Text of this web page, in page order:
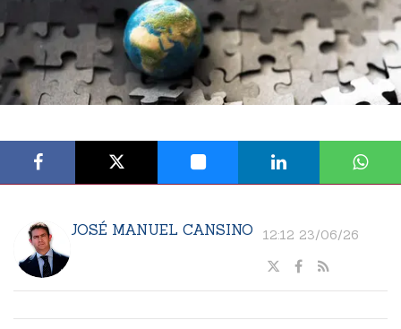
JOSÉ MANUEL CANSINO 12:12 23/06/26